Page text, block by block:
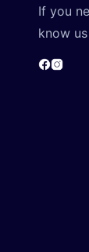
If you
know